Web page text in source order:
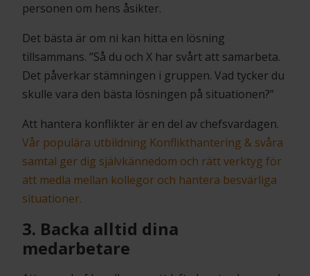
personen om hens åsikter.
Det bästa är om ni kan hitta en lösning
tillsammans. ”Så du och X har svårt att samarbeta.
Det påverkar stämningen i gruppen. Vad tycker du
skulle vara den bästa lösningen på situationen?”
Att hantera konflikter är en del av chefsvardagen.
Vår populära utbildning Konflikthantering & svåra
samtal ger dig självkännedom och rätt verktyg för
att medla mellan kollegor och hantera besvärliga
situationer.
3. Backa alltid dina
medarbetare